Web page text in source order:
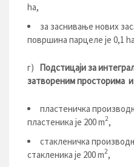
hа,
за заснивање нових
површина парцеле је 0,1
г) Подстицаји за
затвореним просторима
пластеничка
пластеника је 200 m2,
стакленичка
стакленика је 200 m2,